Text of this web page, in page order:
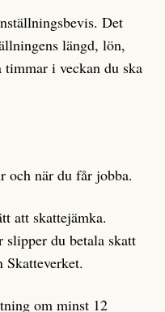
Det
längd, lön,
timmar i veckan du ska
och när du får jobba.
att skattejämka.
du betala skatt
om minst 12